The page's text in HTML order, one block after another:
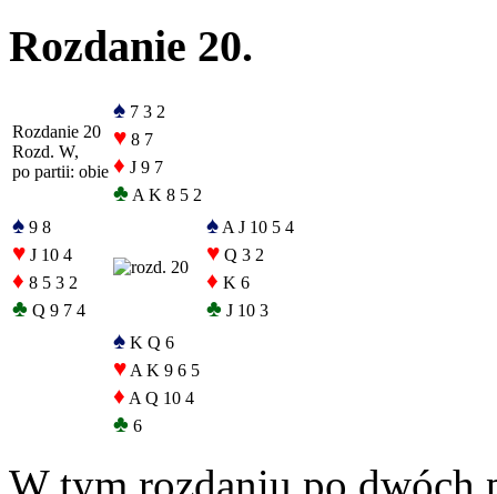
Rozdanie 20.
Rozdanie 20
Rozd. W,
po partii: obie
♠ 7 3 2
♥ 8 7
♦ J 9 7
♣ A K 8 5 2
♠ 9 8
♥ J 10 4
♦ 8 5 3 2
♣ Q 9 7 4
♠ A J 10 5 4
♥ Q 3 2
♦ K 6
♣ J 10 3
♠ K Q 6
♥ A K 9 6 5
♦ A Q 10 4
♣ 6
W tym rozdaniu po dwóch